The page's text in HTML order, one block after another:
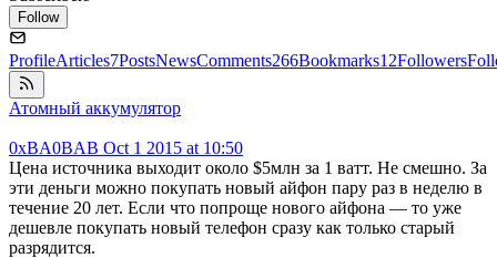
Follow
ProfileArticles7PostsNewsComments266Bookmarks12Followers
Атомный аккумулятор
0xBA0BAB Oct 1 2015 at 10:50
Цена источника выходит около $5млн за 1 ватт. Не смешно. За
эти деньги можно покупать новый айфон пару раз в неделю в
течение 20 лет. Если что попроще нового айфона — то уже
дешевле покупать новый телефон сразу как только старый
разрядится.